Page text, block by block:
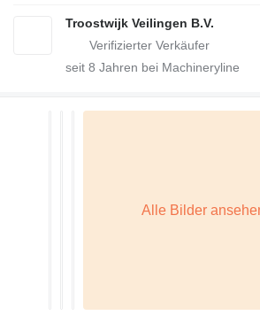
Troostwijk Veilingen B.V.
seit 8 Jahren bei Machineryline